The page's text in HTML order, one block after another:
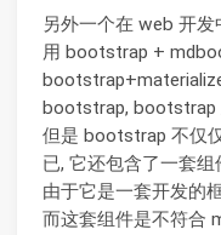
另外一个在 web 开
用 bootstrap +
bootstrap, bootstrap
但是 bootstrap 不仅
已, 它还包含了一套
由于它是一套开发的
而这套组件是不符合